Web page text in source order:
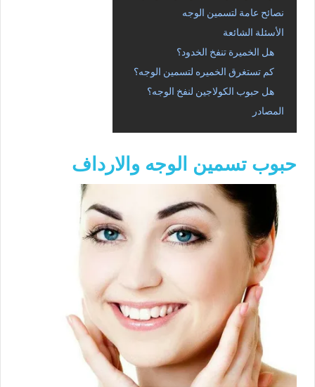
نصائح عامة لتسمين الوجه
الأسئلة الشائعة
هل الخميرة تنفخ الخدود؟
كم تستغرق الخميره لتسمين الوجه؟
هل حبوب الكولاجين لنفخ الوجه؟
المصادر
حبوب تسمين الوجه والارداف